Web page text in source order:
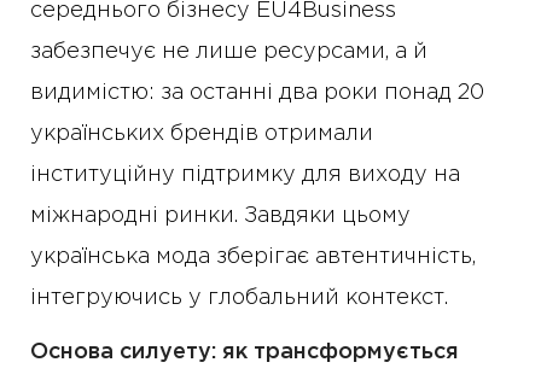
середнього бізнесу EU4Business
забезпечує не лише ресурсами, а й
видимістю: за останні два роки понад 20
українських брендів отримали
інституційну підтримку для виходу на
міжнародні ринки. Завдяки цьому
українська мода зберігає автентичність,
інтегруючись у глобальний контекст.
Основа силуету: як трансформується